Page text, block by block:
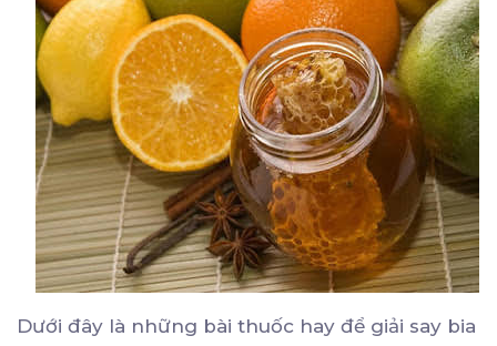
Dưới đây là những bài thuốc hay để giải say bia